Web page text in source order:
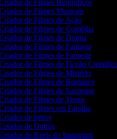
de Filmes Biográficos
de Filmes Musicais
de Filmes de Ação
de Filmes de Comédia
de Filmes de Drama
de Filmes de Fantasia
de Filmes de Faroeste
de Filmes de Ficção Científica
de Filmes de Mistério
de Filmes de Romance
de Filmes de Suspense
de Filmes de Terror
de Filmes em Família
de Intros
de Outros
de Reels do Instagram